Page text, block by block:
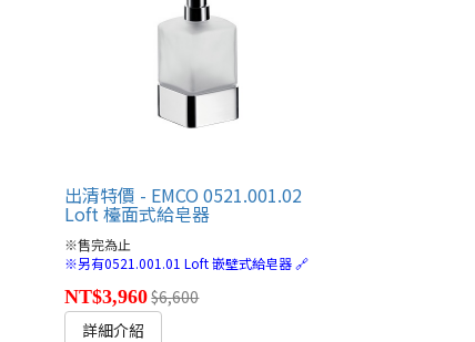
出清特價 - EMCO 0521.001.02
Loft 檯面式給皂器
※售完為止
※另有0521.001.01 Loft 嵌壁式給皂器 🔗
NT$3,960$6,600
詳細介紹